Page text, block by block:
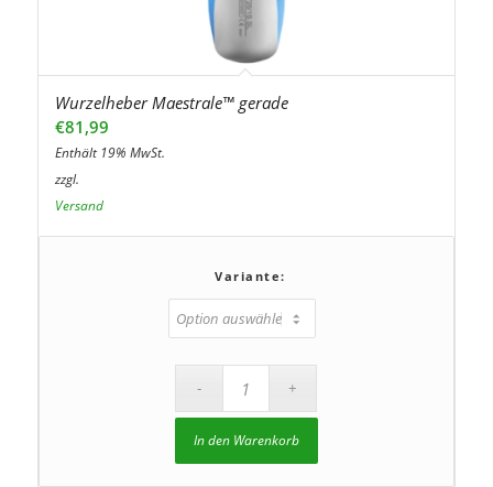
Wurzelheber Maestrale™ gerade
€81,99
Enthält 19% MwSt.
zzgl.
Versand
Variante:
In den Warenkorb